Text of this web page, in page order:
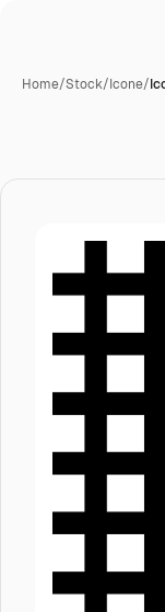
Home/Stock/Icone/